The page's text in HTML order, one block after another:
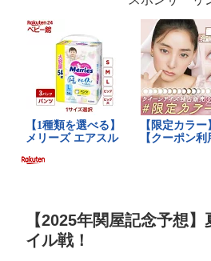
【2025年関屋記念予想
イル戦！